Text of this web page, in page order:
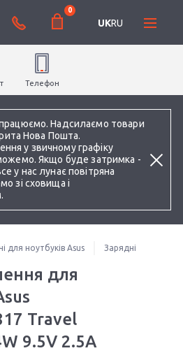
Надсилаємо товари
Нова Пошта.
у звичному графіку
Якщо буде затримка -
у нас лунає повітряна
зі сховища і
0
UKRU
Телефон
для ноутбуків Asus Зарядні пристрої
для
Travel
9.5V 2.5A